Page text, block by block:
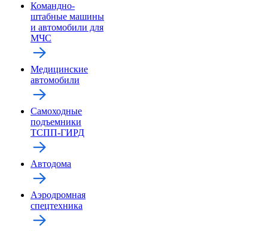
Командно-
штабные машины
и автомобили для
МЧС
Медицинские
автомобили
Самоходные
подъемники
ТСПП-ГИРД
Автодома
Аэродромная
спецтехника